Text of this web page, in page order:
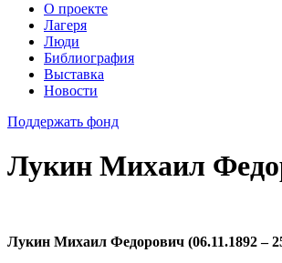
О проекте
Лагеря
Люди
Библиография
Выставка
Новости
Поддержать фонд
Лукин Михаил
Лукин Михаил Федорович (06.11.1892 –